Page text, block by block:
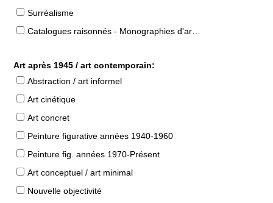
Surréalisme
Catalogues raisonnés - Monographies d'artistes
Art après 1945 / art contemporain:
Abstraction / art informel
Art cinétique
Art concret
Peinture figurative années 1940-1960
Peinture fig. années 1970-Présent
Art conceptuel / art minimal
Nouvelle objectivité